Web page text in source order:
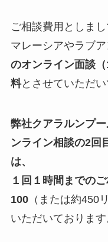
ご相談費用としまし
マレーシアやラブ
のオンライン面談
料とさせていただい
弊社クアラルンプ
ンライン相談の2回
は、
１回１時間までの
100（または約450
いただいております